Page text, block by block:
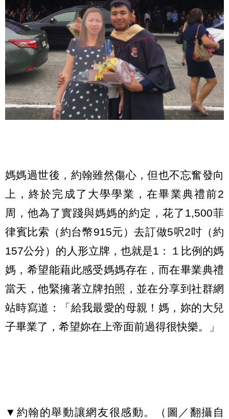
媽媽過世後，約翰雖然傷心，但也不忘奮發向
上，終於完成了大學學業，在畢業典禮前2
周，他為了實踐與媽媽的約定，花了1,500菲
律賓比索（約台幣915元）去訂做5呎2吋（約
157公分）的人形立牌，也就是1：１比例的媽
媽，希望能藉此感受媽媽存在，而在畢業典禮
當天，他緊擁著立牌拍照，並在分享到社群網
站時寫道：「給我最愛的母親！媽，妳的大兒
子畢業了，希望妳在上帝面前過得很快樂。」
▼約翰的舉動讓網友很感動。（圖／翻攝自